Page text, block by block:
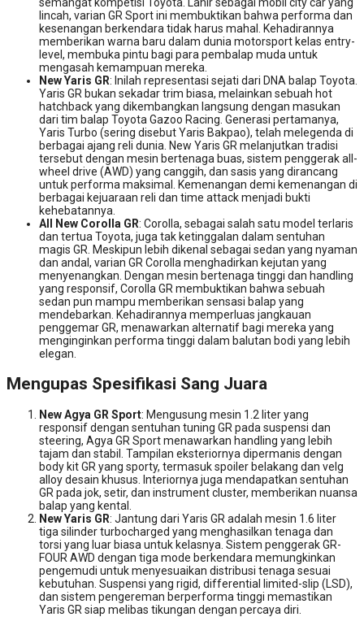
lincah, varian GR Sport ini membuktikan bahwa performa dan
kesenangan berkendara tidak harus mahal. Kehadirannya
memberikan warna baru dalam dunia motorsport kelas entry-
level, membuka pintu bagi para pembalap muda untuk
mengasah kemampuan mereka.
New Yaris GR: Inilah representasi sejati dari DNA balap Toyota.
Yaris GR bukan sekadar trim biasa, melainkan sebuah hot
hatchback yang dikembangkan langsung dengan masukan
dari tim balap Toyota Gazoo Racing. Generasi pertamanya,
Yaris Turbo (sering disebut Yaris Bakpao), telah melegenda di
berbagai ajang reli dunia. New Yaris GR melanjutkan tradisi
tersebut dengan mesin bertenaga buas, sistem penggerak all-
wheel drive (AWD) yang canggih, dan sasis yang dirancang
untuk performa maksimal. Kemenangan demi kemenangan di
berbagai kejuaraan reli dan time attack menjadi bukti
kehebatannya.
All New Corolla GR: Corolla, sebagai salah satu model terlaris
dan tertua Toyota, juga tak ketinggalan dalam sentuhan
magis GR. Meskipun lebih dikenal sebagai sedan yang nyaman
dan andal, varian GR Corolla menghadirkan kejutan yang
menyenangkan. Dengan mesin bertenaga tinggi dan handling
yang responsif, Corolla GR membuktikan bahwa sebuah
sedan pun mampu memberikan sensasi balap yang
mendebarkan. Kehadirannya memperluas jangkauan
penggemar GR, menawarkan alternatif bagi mereka yang
menginginkan performa tinggi dalam balutan bodi yang lebih
elegan.
Mengupas Spesifikasi Sang Juara
New Agya GR Sport: Mengusung mesin 1.2 liter yang
responsif dengan sentuhan tuning GR pada suspensi dan
steering, Agya GR Sport menawarkan handling yang lebih
tajam dan stabil. Tampilan eksteriornya dipermanis dengan
body kit GR yang sporty, termasuk spoiler belakang dan velg
alloy desain khusus. Interiornya juga mendapatkan sentuhan
GR pada jok, setir, dan instrument cluster, memberikan nuansa
balap yang kental.
New Yaris GR: Jantung dari Yaris GR adalah mesin 1.6 liter
tiga silinder turbocharged yang menghasilkan tenaga dan
torsi yang luar biasa untuk kelasnya. Sistem penggerak GR-
FOUR AWD dengan tiga mode berkendara memungkinkan
pengemudi untuk menyesuaikan distribusi tenaga sesuai
kebutuhan. Suspensi yang rigid, differential limited-slip (LSD),
dan sistem pengereman berperforma tinggi memastikan
Yaris GR siap melibas tikungan dengan percaya diri.